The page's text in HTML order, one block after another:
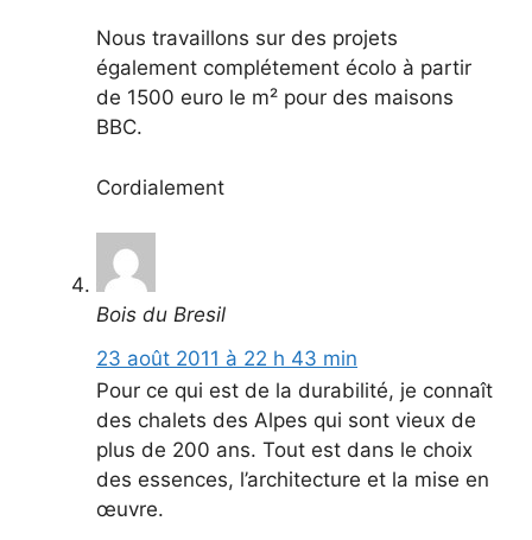
Nous travaillons sur des projets
également complétement écolo à partir
de 1500 euro le m² pour des maisons
BBC.
Cordialement
Bois du Bresil
23 août 2011 à 22 h 43 min
Pour ce qui est de la durabilité, je connaît
des chalets des Alpes qui sont vieux de
plus de 200 ans. Tout est dans le choix
des essences, l’architecture et la mise en
œuvre.